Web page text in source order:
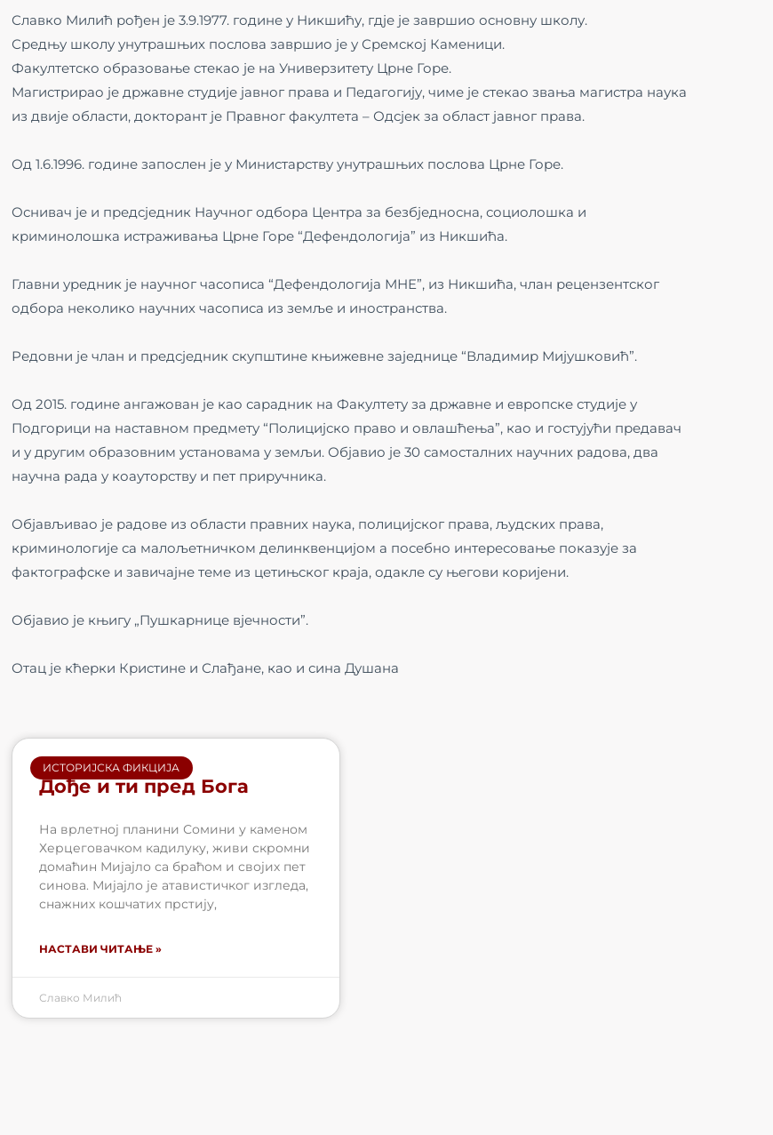
Славко Милић рођен је 3.9.1977. године у Никшићу, гдје је завршио основну школу.
Средњу школу унутрашњих послова завршио је у Сремској Каменици.
Факултетско образовање стекао је на Универзитету Црне Горе.
Магистрирао је државне студије јавног права и Педагогију, чиме је стекао звања магистра наука
из двије области, докторант је Правног факултета – Одсјек за област јавног права.
Од 1.6.1996. године запослен је у Министарству унутрашњих послова Црне Горе.
Оснивач је и предсједник Научног одбора Центра за безбједносна, социолошка и
криминолошка истраживања Црне Горе “Дефендологија” из Никшића.
Главни уредник је научног часописа “Дефендологија МНЕ”, из Никшића, члан рецензентског
одбора неколико научних часописа из земље и иностранства.
Редовни је члан и предсједник скупштине књижевне заједнице “Владимир Мијушковић”.
Од 2015. године ангажован је као сарaдник на Факултету за државне и европске студије у
Подгорици на наставном предмету “Полицијско право и овлашћења”, као и гостујући предавач
и у другим образовним установама у земљи. Објавио је 30 самосталних научних радова, два
научна рада у коауторству и пет приручника.
Објављивао је радове из области правних наука, полицијског права, људских права,
криминологије са малољетничком делинквенцијом а посебно интересовање показује за
фактографске и завичајне теме из цетињског краја, одакле су његови коријени.
Објавио је књигу „Пушкарнице вјечности”.
Отац је кћерки Кристине и Слађане, као и сина Душана
ИСТОРИЈСКА ФИКЦИЈА
Дође и ти пред Бога
На врлетној планини Сомини у каменом
Херцеговачком кадилуку, живи скромни
домаћин Мијајло са браћом и својих пет
синова. Мијајло је атавистичког изгледа,
снажних кошчатих прстију,
НАСТАВИ ЧИТАЊЕ »
Славко Милић